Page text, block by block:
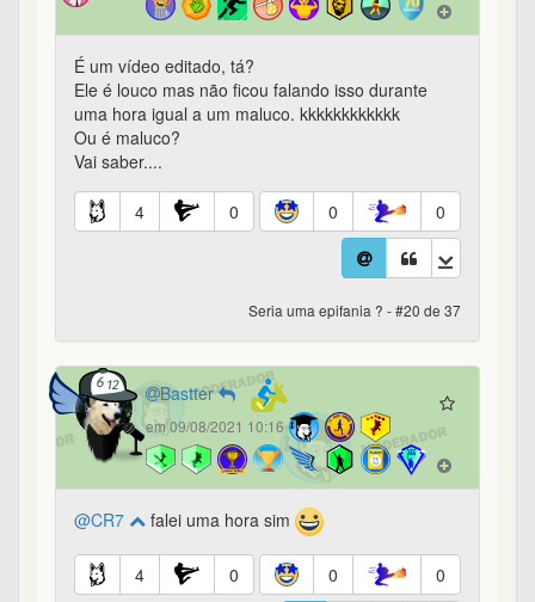
É um vídeo editado, tá?
Ele é louco mas não ficou falando isso durante
uma hora igual a um maluco. kkkkkkkkkkkk
Ou é maluco?
Vai saber....
4 0 0 0
Seria uma epifania ? - #20 de 37
Bastter
em 09/08/2021 10:16
@CR7 falei uma hora sim
4 0 0 0